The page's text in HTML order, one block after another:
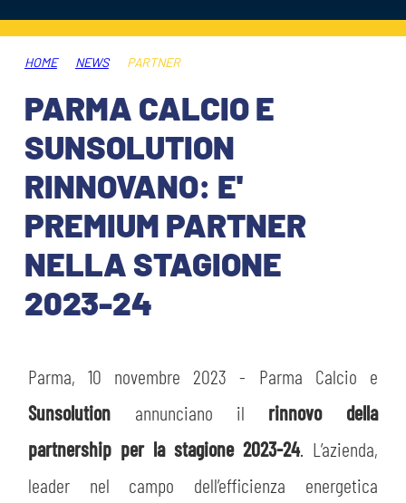
MUSEUM CLUB EXPERIENCE
BIGLIETTI
ABBONAMENTI
INFO BIGLIETTI
TARDINI CARD
INFORMAZIONI ACCREDITI
TRASFERTE
SHOP
ESPORTS
IL CLUB
ORGANIGRAMMA
STORIA
MUTTI TRAINING CENTER
STORE
MUSEO
FLASH NEWS
MEDIA
CSR
HOME NEWS PARTNER
PARMA CALCIO E
SUNSOLUTION
RINNOVANO: E'
PREMIUM PARTNER
NELLA STAGIONE
2023-24
Parma, 10 novembre 2023 - Parma Calcio e
Sunsolution annunciano il rinnovo della
partnership per la stagione 2023-24. L’azienda,
leader nel campo dell’efficienza energetica